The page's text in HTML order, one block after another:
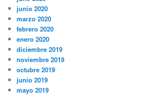
junio 2020
marzo 2020
febrero 2020
enero 2020
diciembre 2019
noviembre 2019
octubre 2019
junio 2019
mayo 2019